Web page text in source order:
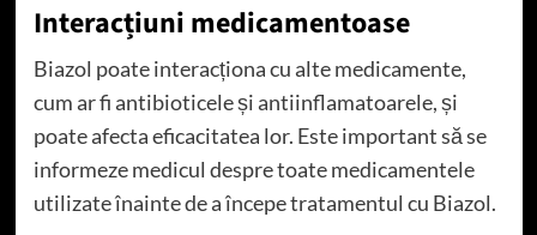
Interacțiuni medicamentoase
Biazol poate interacționa cu alte medicamente,
cum ar fi antibioticele și antiinflamatoarele, și
poate afecta eficacitatea lor. Este important să se
informeze medicul despre toate medicamentele
utilizate înainte de a începe tratamentul cu Biazol.